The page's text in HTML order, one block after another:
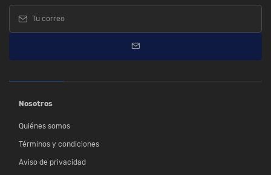
Nosotros
Quiénes somos
Términos y condiciones
Aviso de privacidad